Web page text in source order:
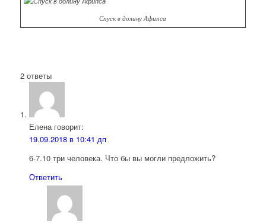
Спуск в долину Афипса
2 ответы
Елена говорит:
19.09.2018 в 10:41 дп
6-7.10 три человека. Что бы вы могли предложить?
Ответить